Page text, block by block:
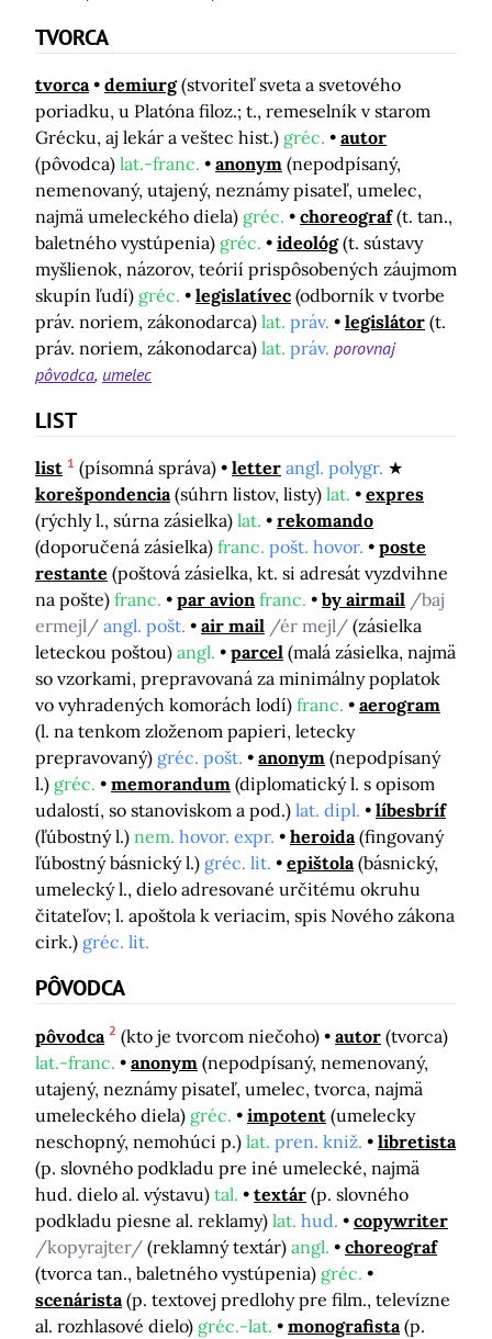
TVORCA
tvorca demiurg (stvoriteľ sveta a svetového
poriadku, u Platóna filoz.; t., remeselník v starom
Grécku, aj lekár a veštec hist.) gréc.
autor
(pôvodca) lat.-franc. anonym (nepodpísaný,
nemenovaný, utajený, neznámy pisateľ, umelec,
najmä umeleckého diela) gréc. choreograf (t. tan.,
baletného vystúpenia) gréc. ideológ (t. sústavy
myšlienok, názorov, teórií prispôsobených záujmom
skupín ľudí) gréc. legislatívec (odborník v tvorbe
práv. noriem, zákonodarca) lat. práv. legislátor (t.
práv. noriem, zákonodarca) lat. práv. porovnaj
pôvodca umelec
LIST
list 1 (písomná správa) letter angl. polygr.
korešpondencia (súhrn listov, listy) lat.
expres
(rýchly l., súrna zásielka) lat.
rekomando
(doporučená zásielka) franc. pošt. hovor.
poste
restante (poštová zásielka, kt. si adresát vyzdvihne
na pošte) franc. par avion franc. by airmail /baj
ermejl/ angl. pošt. air mail /ér mejl/ (zásielka
leteckou poštou) angl. parcel (malá zásielka, najmä
so vzorkami, prepravovaná za minimálny poplatok
vo vyhradených komorách lodí) franc.
aerogram
(l. na tenkom zloženom papieri, letecky
prepravovaný) gréc. pošt. anonym (nepodpísaný
l.) gréc. memorandum (diplomatický l. s opisom
udalostí, so stanoviskom a pod.) lat. dipl.
líbesbríf
(ľúbostný l.) nem. hovor. expr. heroida (fingovaný
ľúbostný básnický l.) gréc. lit. epištola (básnický,
umelecký l., dielo adresované určitému okruhu
čitateľov; l. apoštola k veriacim, spis Nového zákona
cirk.) gréc. lit.
PÔVODCA
pôvodca 2 (kto je tvorcom niečoho) autor (tvorca)
lat.-franc.
anonym (nepodpísaný, nemenovaný,
utajený, neznámy pisateľ, umelec, tvorca, najmä
umeleckého diela) gréc. impotent (umelecky
neschopný, nemohúci p.) lat. pren. kniž.
libretista
(p. slovného podkladu pre iné umelecké, najmä
hud. dielo al. výstavu) tal. textár (p. slovného
podkladu piesne al. reklamy) lat. hud.
copywriter
/kopyrajter/ (reklamný textár) angl.
choreograf
(tvorca tan., baletného vystúpenia) gréc.
scenárista (p. textovej predlohy pre film., televízne
al. rozhlasové dielo) gréc.-lat. monografista (p.